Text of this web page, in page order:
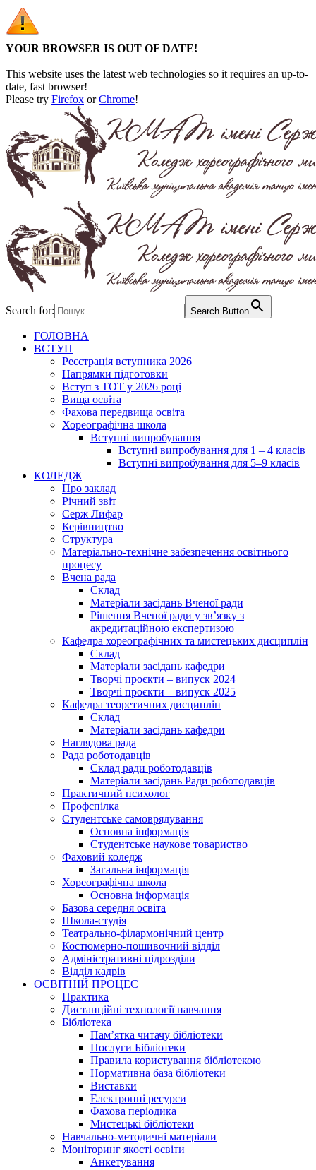
YOUR BROWSER IS OUT OF DATE!
This website uses the latest web technologies so it requires an up-to-
date, fast browser!
Please try Firefox orChrome!
Search for: Search Button
ГОЛОВНА
ВСТУП
Реєстрація вступника 2026
Напрямки підготовки
Вступ з ТОТ у 2026 році
Вища освіта
Фахова передвища освіта
Хореографічна школа
Вступні випробування
Вступні випробування для 1 – 4 класів
Вступні випробування для 5–9 класів
КОЛЕДЖ
Про заклад
Річний звіт
Серж Лифар
Керівництво
Структура
Матеріально-технічне забезпечення освітнього
процесу
Вчена рада
Cклад
Матеріали засідань Вченої ради
Рішення Вченої ради у зв’язку з
акредитаційною експертизою
Кафедра хореографічних та мистецьких дисциплін
Склад
Матеріали засідань кафедри
Творчі проєкти – випуск 2024
Творчі проєкти – випуск 2025
Кафедра теоретичних дисциплін
Склад
Матеріали засідань кафедри
Наглядова рада
Рада роботодавців
Склад ради роботодавців
Матеріали засідань Ради роботодавців
Практичний психолог
Профспілка
Студентське самоврядування
Основна інформація
Студентське наукове товариство
Фаховий коледж
Загальна інформація
Хореографічна школа
Основна інформація
Базова середня освіта
Школа-студія
Театрально-філармонічний центр
Костюмерно-пошивочний відділ
Адміністративні підрозділи
Відділ кадрів
ОСВІТНІЙ ПРОЦЕС
Практика
Дистанційні технології навчання
Бібліотека
Пам’ятка читачу бібліотеки
Послуги Бібліотеки
Правила користування бібліотекою
Нормативна база бібліотеки
Виставки
Електронні ресурси
Фахова періодика
Мистецькі бібліотеки
Навчально-методичні матеріали
Моніторинг якості освіти
Анкетування